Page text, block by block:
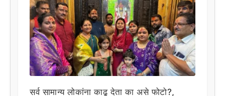
सर्व सामान्य लोकांना काढू देता का असे फोटो?,